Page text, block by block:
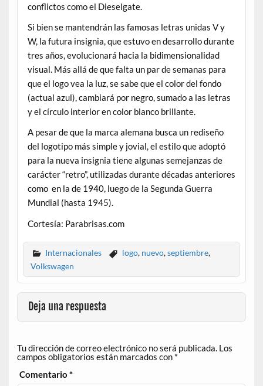
conflictos como el Dieselgate.
Si bien se mantendrán las famosas letras unidas V y
W, la futura insignia, que estuvo en desarrollo durante
tres años, evolucionará hacia la bidimensionalidad
visual. Más allá de que falta un par de semanas para
que el logo vea la luz, se sabe que el color del fondo
(actual azul), cambiará por negro, sumado a las letras
y el círculo interior en color blanco brillante.
A pesar de que la marca alemana busca un rediseño
del logotipo más simple y jovial, el estilo que adoptó
para la nueva insignia tiene algunas semejanzas de
carácter “retro”, utilizadas durante décadas anteriores
como en la de 1940, luego de la Segunda Guerra
Mundial (hasta 1945).
Cortesía: Parabrisas.com
Internacionales logo, nuevo,septiembre,
Volkswagen
Deja una respuesta
Tu dirección de correo electrónico no será publicada. Los
campos obligatorios están marcados con *
Comentario*